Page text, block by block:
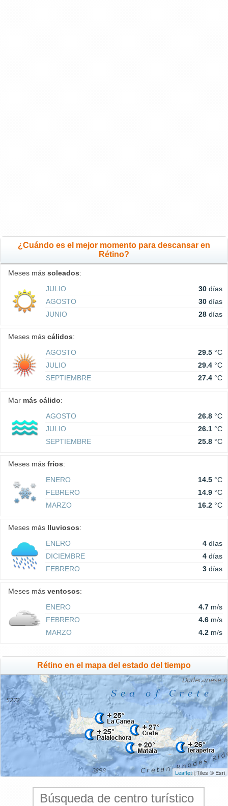
¿Cuándo es el mejor momento para descansar en
Rétino?
Meses más soleados:
JULIO
30 días
AGOSTO
30 días
JUNIO
28 días
Meses más cálidos:
AGOSTO
29.5 °C
JULIO
29.4 °C
SEPTIEMBRE
27.4 °C
Mar más cálido:
AGOSTO
26.8 °C
JULIO
26.1 °C
SEPTIEMBRE
25.8 °C
Meses más fríos:
ENERO
14.5 °C
FEBRERO
14.9 °C
MARZO
16.2 °C
Meses más lluviosos:
ENERO
4 días
DICIEMBRE
4 días
FEBRERO
3 días
Meses más ventosos:
ENERO
4.7 m/s
FEBRERO
4.6 m/s
MARZO
4.2 m/s
Rétino en el mapa del estado del tiempo
Leaflet| Tiles © Esri